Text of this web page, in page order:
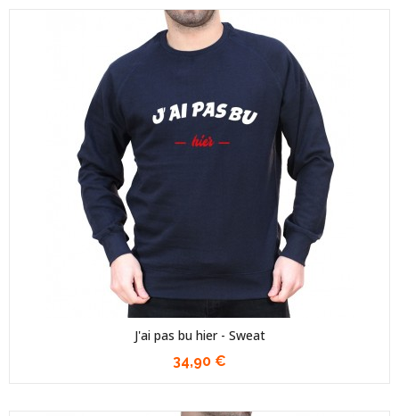
J'ai pas bu hier - Sweat
34,90 €